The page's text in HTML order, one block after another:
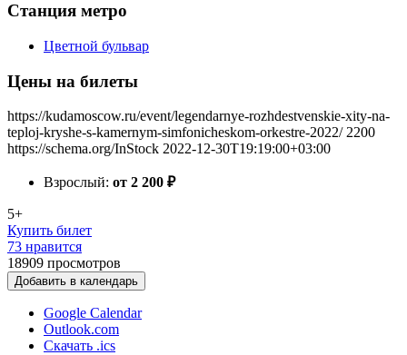
Станция метро
Цветной бульвар
Цены на билеты
https://kudamoscow.ru/event/legendarnye-rozhdestvenskie-xity-na-
teploj-kryshe-s-kamernym-simfonicheskom-orkestre-2022/ 2200
https://schema.org/InStock 2022-12-30T19:19:00+03:00
Взрослый: от 2 200 ₽
5+
Купить билет
73 нравится
18909 просмотров
Добавить в календарь
Google Calendar
Outlook.com
Скачать .ics